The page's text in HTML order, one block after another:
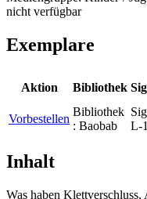
nicht verfügbar
Exemplare
Aktion Bibliothek
Vorbestellen
Bibliothek
: Baobab
L-
Inhalt
Was haben